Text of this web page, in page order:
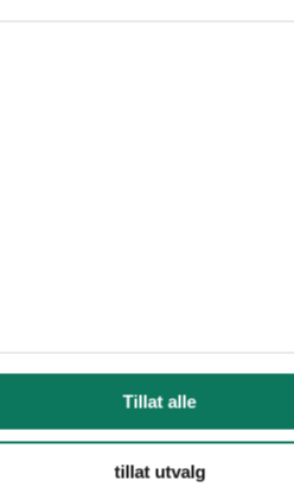
Tillat alle
tillat utvalg